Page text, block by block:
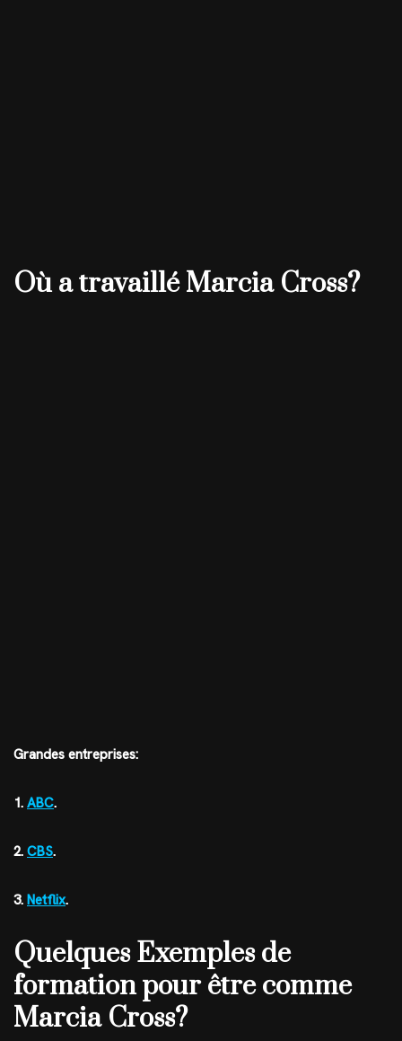
Où a travaillé Marcia Cross?
Grandes entreprises:
1. ABC.
2. CBS.
3. Netflix.
Quelques Exemples de
formation pour être comme
Marcia Cross?